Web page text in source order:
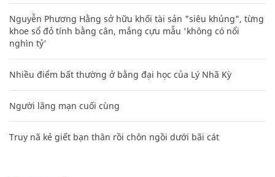
Nguyễn Phương Hằng sở hữu khối tài sản "siêu khủng", từng
khoe sổ đỏ tính bằng cân, mắng cựu mẫu 'không có nổi
nghìn tỷ'
Nhiều điểm bất thường ở bằng đại học của Lý Nhã Kỳ
Người lãng mạn cuối cùng
Truy nã kẻ giết bạn thân rồi chôn ngồi dưới bãi cát